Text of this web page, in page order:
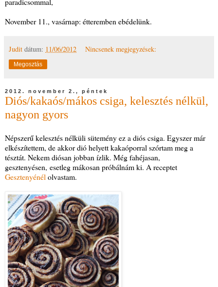
November 11., vasárnap: étteremben ebédelünk.
Judit dátum: 11/06/2012 Nincsenek megjegyzések:
Megosztás
2012. november 2., péntek
Diós/kakaós/mákos csiga, kelesztés nélkül,
nagyon gyors
Népszerű kelesztés nélküli sütemény ez a diós csiga. Egyszer már
elkészítettem, de akkor dió helyett kakaóporral szórtam meg a
tésztát. Nekem diósan jobban ízlik. Még fahéjasan,
gesztenyésen, esetleg mákosan próbálnám ki. A receptet
Gesztenyénél olvastam.